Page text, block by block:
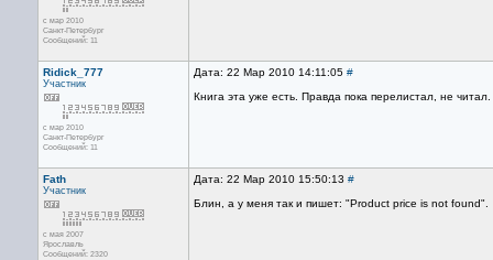
с мар 2010
Санкт-Петербург
Сообщений: 11
Ridick_777
Участник
с мар 2010
Санкт-Петербург
Сообщений: 11
Дата: 22 Мар 2010 14:11:05 #
Книга эта уже есть. Правда пока перелистал, не читал.
Fath
Участник
с мая 2007
Ярославль
Сообщений: 2320
Дата: 22 Мар 2010 15:50:13 #
Блин, а у меня так и пишет: "Product price is not found".